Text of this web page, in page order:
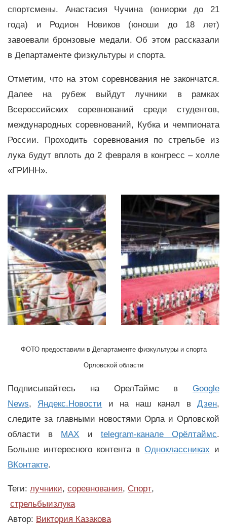
спортсмены. Анастасия Чучина (юниорки до 21
года) и Родион Новиков (юноши до 18 лет)
завоевали бронзовые медали. Об этом рассказали
в Департаменте физкультуры и спорта.
Отметим, что на этом соревнования не закончатся.
Далее на рубеж выйдут лучники в рамках
Всероссийских соревнований среди студентов,
международных соревнований, Кубка и чемпионата
России. Проходить соревнования по стрельбе из
лука будут вплоть до 2 февраля в конгресс – холле
«ГРИНН».
ФОТО предоставили в Департаменте физкультуры и спорта
Орловской области
Подписывайтесь на ОрелТаймс в Google
News, Яндекс.Новости и на наш канал вДзен,
следите за главными новостями Орла и Орловской
области в MAX и telegram-канале Орёлтаймс.
Больше интересного контента вОдноклассниках и
ВКонтакте.
Теги: лучники, соревнования, Спорт,
стрельбыизлука
Автор: Виктория Казакова